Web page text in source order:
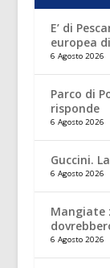
E’ di
europea
6 Agosto 2026
Parco di
risponde
6 Agosto 2026
Guccini.
6 Agosto 2026
Mangiate
6 Agosto 2026